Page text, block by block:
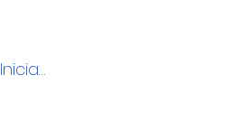
Iniciar sesión